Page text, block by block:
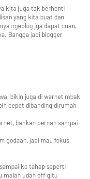
kita juga tak berhenti
yang kita buat dan
ngeblog jga dapat cuan,
Bangga jadi blogger
bikin juga di warnet mbak
cepet dibanding dirumah
bahkan pernah sampai
godaan, jadi mau fokus
ke tahap seperti
malah udah off gitu